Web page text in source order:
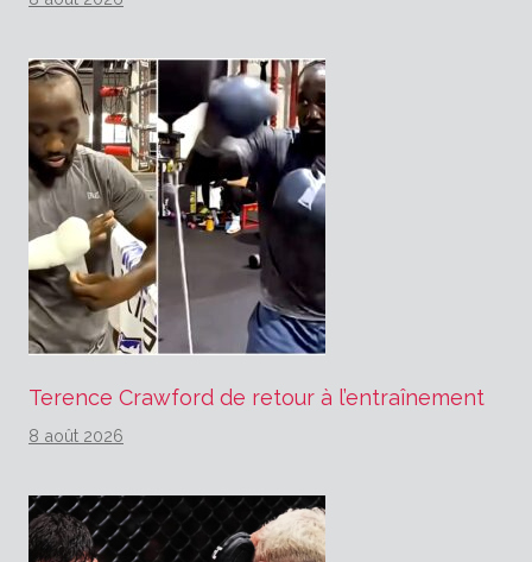
Terence Crawford de retour à l’entraînement
8 août 2026